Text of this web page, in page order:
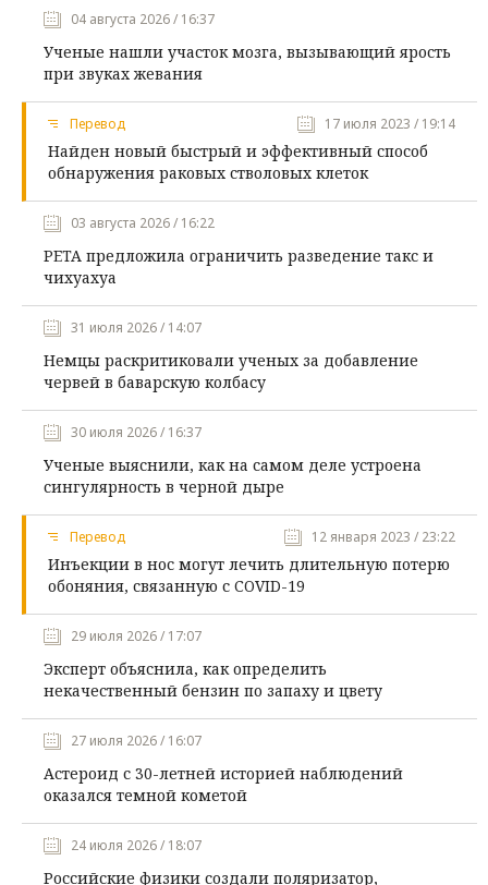
04 августа 2026 / 16:37
Ученые нашли участок мозга, вызывающий ярость
при звуках жевания
Перевод 17 июля 2023 / 19:14
Найден новый быстрый и эффективный способ
обнаружения раковых стволовых клеток
03 августа 2026 / 16:22
PETA предложила ограничить разведение такс и
чихуахуа
31 июля 2026 / 14:07
Немцы раскритиковали ученых за добавление
червей в баварскую колбасу
30 июля 2026 / 16:37
Ученые выяснили, как на самом деле устроена
сингулярность в черной дыре
Перевод 12 января 2023 / 23:22
Инъекции в нос могут лечить длительную потерю
обоняния, связанную с COVID-19
29 июля 2026 / 17:07
Эксперт объяснила, как определить
некачественный бензин по запаху и цвету
27 июля 2026 / 16:07
Астероид с 30-летней историей наблюдений
оказался темной кометой
24 июля 2026 / 18:07
Российские физики создали поляризатор,